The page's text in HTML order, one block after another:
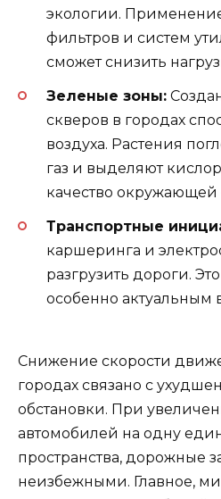
экологии.
фильтров и систем
сможет снизить
Зеленые зоны:
скверов в городах
воздуха. Растения
газ и выделяют
качество окружающей
Транспортные
каршеринга и
разгрузить дороги.
особенно актуальным
Снижение скорости
городах связано с
обстановки. При
автомобилей на одну
пространства, дорожные
неизбежными. Главное,